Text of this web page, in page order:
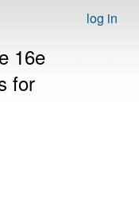
log in
16e
for